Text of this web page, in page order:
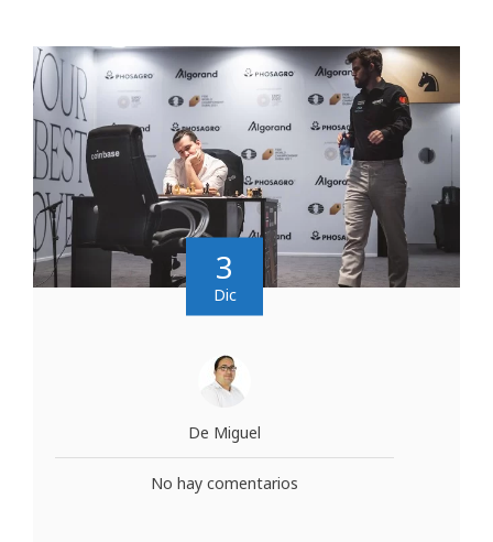
3
Dic
De Miguel
No hay comentarios